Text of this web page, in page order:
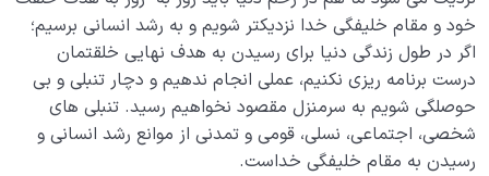
خود و مقام خلیفگی خدا نزدیکتر شویم و به رشد انسانی برسیم؛
اگر در طول زندگی دنیا برای رسیدن به هدف نهایی خلقتمان
درست برنامه ریزی نکنیم، عملی انجام ندهیم و دچار تنبلی و بی
حوصلگی شویم به سرمنزل مقصود نخواهیم رسید. تنبلی های
شخصی، اجتماعی، نسلی، قومی و تمدنی از موانع رشد انسانی و
رسیدن به مقام خلیفگی خداست.